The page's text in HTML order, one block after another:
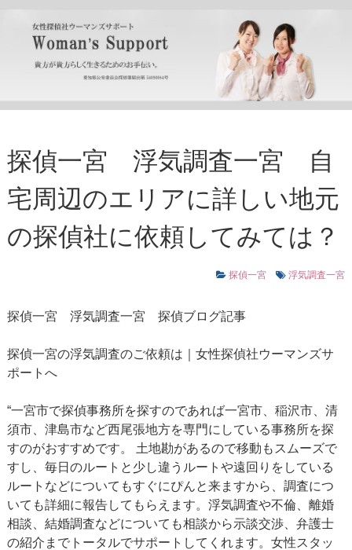
探偵一宮 浮気調査一宮 自
宅周辺のエリアに詳しい地元
の探偵社に依頼してみては？
探偵一宮 浮気調査一宮
探偵一宮 浮気調査一宮 探偵ブログ記事
探偵一宮の浮気調査のご依頼は｜女性探偵社ウーマンズサ
ポートへ
“一宮市で探偵事務所を探すのであれば一宮市、稲沢市、清
須市、津島市など西尾張地方を専門にしている事務所を探
すのがおすすめです。 土地勘があるので移動もスムーズで
すし、毎日のルートと少し違うルートや遠回りをしている
ルートなどについてもすぐにぴんと来ますから、調査につ
いても詳細に報告してもらえます。浮気調査や不倫、離婚
相談、結婚調査などについても相談から示談交渉、弁護士
の紹介までトータルでサポートしてくれます。女性スタッ